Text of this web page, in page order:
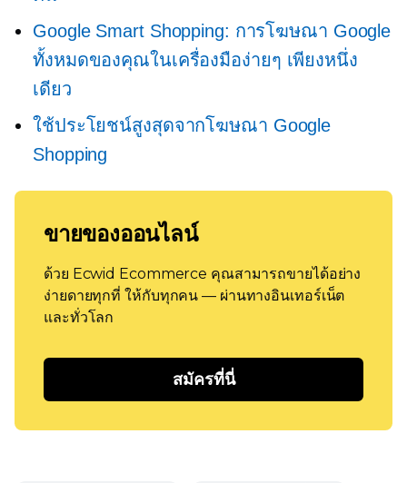
Google Smart Shopping: การโฆษณา Google
ทั้งหมดของคุณในเครื่องมือง่ายๆ เพียงหนึ่ง
เดียว
ใช้ประโยชน์สูงสุดจากโฆษณา Google
Shopping
ขายของออนไลน์
ด้วย Ecwid Ecommerce คุณสามารถขายได้อย่าง
ง่ายดายทุกที่ ให้กับทุกคน — ผ่านทางอินเทอร์เน็ต
และทั่วโลก
สมัครที่นี่